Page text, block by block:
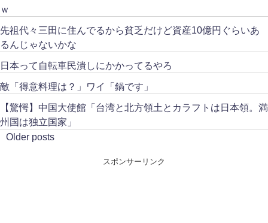
ｗ
先祖代々三田に住んでるから貧乏だけど資産10億円ぐらいあ
るんじゃないかな
日本って自転車民潰しにかかってるやろ
敵「得意料理は？」ワイ「鍋です」
【驚愕】中国大使館「台湾と北方領土とカラフトは日本領。満
州国は独立国家」
Older posts
スポンサーリンク